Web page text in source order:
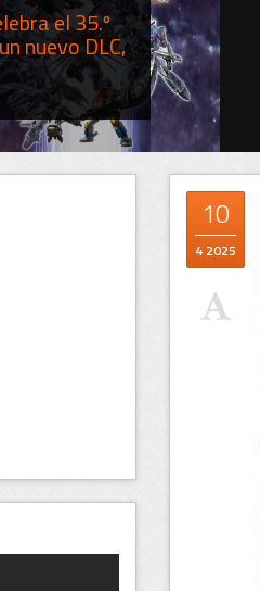
el 35.º
nuevo DLC,
10
4 2025